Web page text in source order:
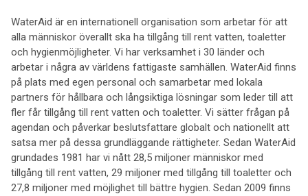
WaterAid är en internationell organisation som arbetar för att
alla människor överallt ska ha tillgång till rent vatten, toaletter
och hygienmöjligheter. Vi har verksamhet i 30 länder och
arbetar i några av världens fattigaste samhällen. WaterAid finns
på plats med egen personal och samarbetar med lokala
partners för hållbara och långsiktiga lösningar som leder till att
fler får tillgång till rent vatten och toaletter. Vi sätter frågan på
agendan och påverkar beslutsfattare globalt och nationellt att
satsa mer på dessa grundläggande rättigheter. Sedan WaterAid
grundades 1981 har vi nått 28,5 miljoner människor med
tillgång till rent vatten, 29 miljoner med tillgång till toaletter och
27,8 miljoner med möjlighet till bättre hygien. Sedan 2009 finns